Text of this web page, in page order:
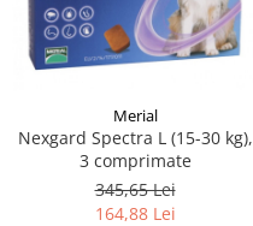
Merial
Nexgard Spectra L (15-30 kg),
3 comprimate
345,65 Lei
164,88 Lei